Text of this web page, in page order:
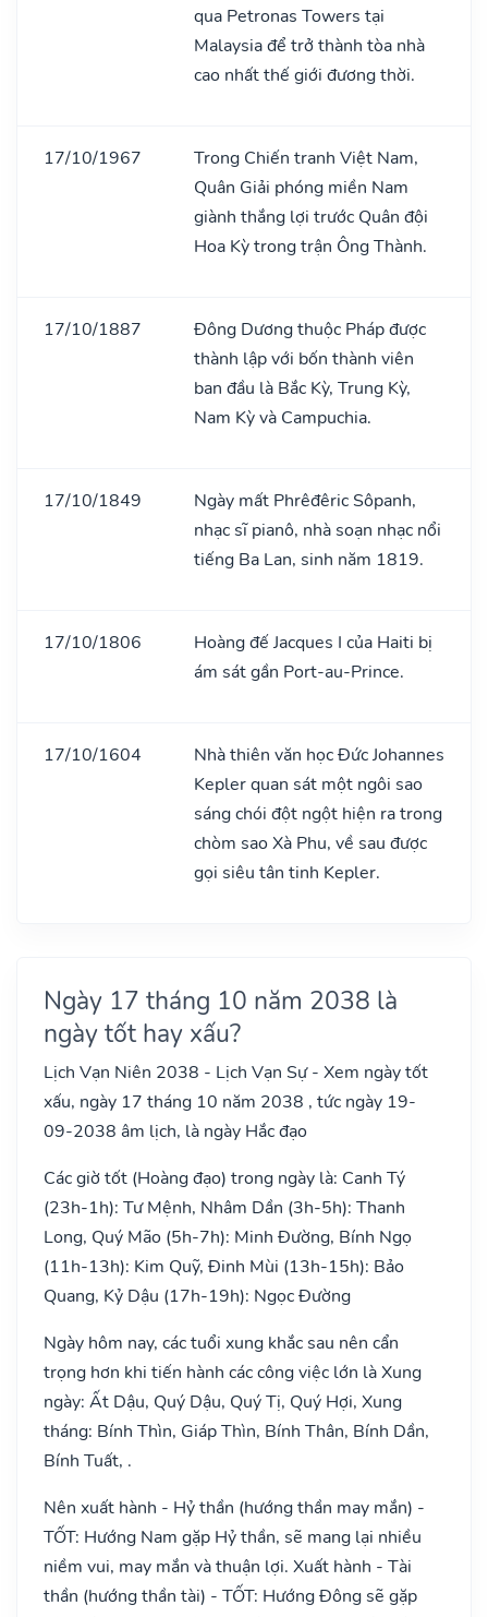
qua Petronas Towers tại
Malaysia để trở thành tòa nhà
cao nhất thế giới đương thời.
17/10/1967
Trong Chiến tranh Việt Nam,
Quân Giải phóng miền Nam
giành thắng lợi trước Quân đội
Hoa Kỳ trong trận Ông Thành.
17/10/1887
Đông Dương thuộc Pháp được
thành lập với bốn thành viên
ban đầu là Bắc Kỳ, Trung Kỳ,
Nam Kỳ và Campuchia.
17/10/1849
Ngày mất Phrêđêric Sôpanh,
nhạc sĩ pianô, nhà soạn nhạc nổi
tiếng Ba Lan, sinh năm 1819.
17/10/1806
Hoàng đế Jacques I của Haiti bị
ám sát gần Port-au-Prince.
17/10/1604
Nhà thiên văn học Đức Johannes
Kepler quan sát một ngôi sao
sáng chói đột ngột hiện ra trong
chòm sao Xà Phu, về sau được
gọi siêu tân tinh Kepler.
Ngày 17 tháng 10 năm 2038 là
ngày tốt hay xấu?
Lịch Vạn Niên 2038 - Lịch Vạn Sự - Xem ngày tốt
xấu, ngày 17 tháng 10 năm 2038 , tức ngày 19-
09-2038 âm lịch, là ngày Hắc đạo
Các giờ tốt (Hoàng đạo) trong ngày là: Canh Tý
(23h-1h): Tư Mệnh, Nhâm Dần (3h-5h): Thanh
Long, Quý Mão (5h-7h): Minh Đường, Bính Ngọ
(11h-13h): Kim Quỹ, Đinh Mùi (13h-15h): Bảo
Quang, Kỷ Dậu (17h-19h): Ngọc Đường
Ngày hôm nay, các tuổi xung khắc sau nên cẩn
trọng hơn khi tiến hành các công việc lớn là Xung
ngày: Ất Dậu, Quý Dậu, Quý Tị, Quý Hợi, Xung
tháng: Bính Thìn, Giáp Thìn, Bính Thân, Bính Dần,
Bính Tuất, .
Nên xuất hành - Hỷ thần (hướng thần may mắn) -
TỐT: Hướng Nam gặp Hỷ thần, sẽ mang lại nhiều
niềm vui, may mắn và thuận lợi. Xuất hành - Tài
thần (hướng thần tài) - TỐT: Hướng Đông sẽ gặp